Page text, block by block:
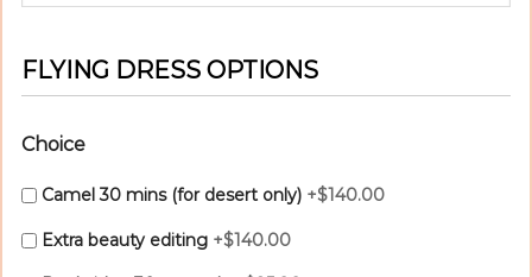
FLYING DRESS OPTIONS
Choice
Camel 30 mins (for desert only) +$140.00
Extra beauty editing +$140.00